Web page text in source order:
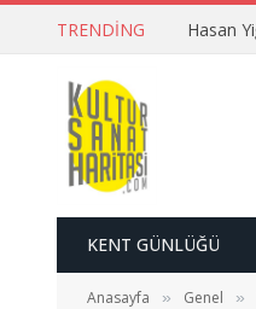
TRENDING Hasan
KENT GÜNLÜĞÜ
Anasayfa » Genel »